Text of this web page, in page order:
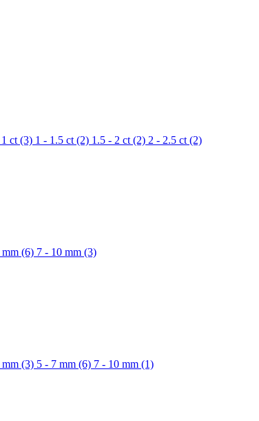
ct (3) 1 - 1.5 ct (2) 1.5 - 2 ct (2) 2 - 2.5 ct (2)
mm (6) 7 - 10 mm (3)
(3) 5 - 7 mm (6) 7 - 10 mm (1)